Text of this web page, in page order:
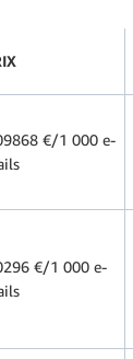
€/1 000 e-
€/1 000 e-